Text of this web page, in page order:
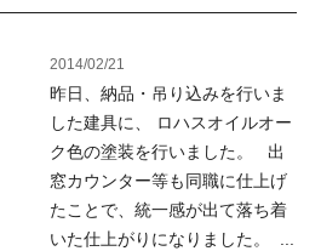
2014/02/21
昨日、納品・吊り込みを行いま
した建具に、 ロハスオイルオー
ク色の塗装を行いました。 出
窓カウンター等も同職に仕上げ
たことで、統一感が出て落ち着
いた仕上がりになりました。 ...